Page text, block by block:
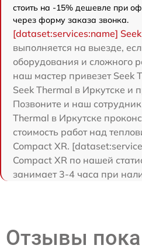
стоить на -15% дешевле при
через форму заказа звонка.
[dataset:services:name]
выполняется на выезде,
оборудования и сложного
наш мастер привезет Seek
Seek Thermal в Иркутске и
Позвоните и наш
Thermal в Иркутске
стоимость работ над
Compact XR.
Compact XR по нашей
занимает 3-4 часа при
Отзывы